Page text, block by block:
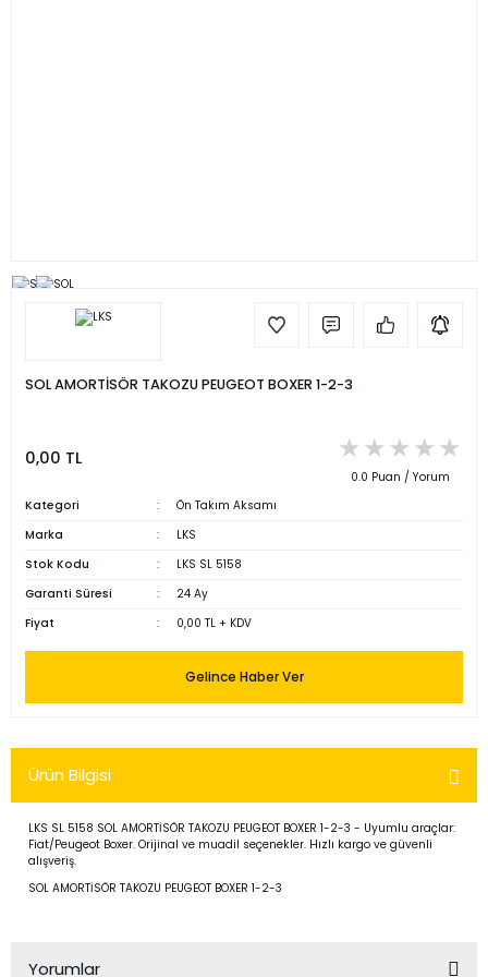
SOL AMORTİSÖR TAKOZU PEUGEOT BOXER 1-2-3
0,00 TL
0.0 Puan / Yorum
Kategori
Ön Takım Aksamı
Marka
LKS
Stok Kodu
LKS SL 5158
Garanti Süresi
24 Ay
Fiyat
0,00 TL + KDV
Gelince Haber Ver
Ürün Bilgisi
LKS SL 5158 SOL AMORTİSÖR TAKOZU PEUGEOT BOXER 1-2-3 - Uyumlu araçlar:
Fiat/Peugeot Boxer. Orijinal ve muadil seçenekler. Hızlı kargo ve güvenli
alışveriş.
SOL AMORTİSÖR TAKOZU PEUGEOT BOXER 1-2-3
Yorumlar